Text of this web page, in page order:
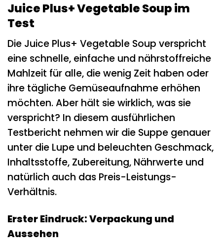
Juice Plus+ Vegetable Soup im
Test
Die Juice Plus+ Vegetable Soup verspricht
eine schnelle, einfache und nährstoffreiche
Mahlzeit für alle, die wenig Zeit haben oder
ihre tägliche Gemüseaufnahme erhöhen
möchten. Aber hält sie wirklich, was sie
verspricht? In diesem ausführlichen
Testbericht nehmen wir die Suppe genauer
unter die Lupe und beleuchten Geschmack,
Inhaltsstoffe, Zubereitung, Nährwerte und
natürlich auch das Preis-Leistungs-
Verhältnis.
Erster Eindruck: Verpackung und
Aussehen